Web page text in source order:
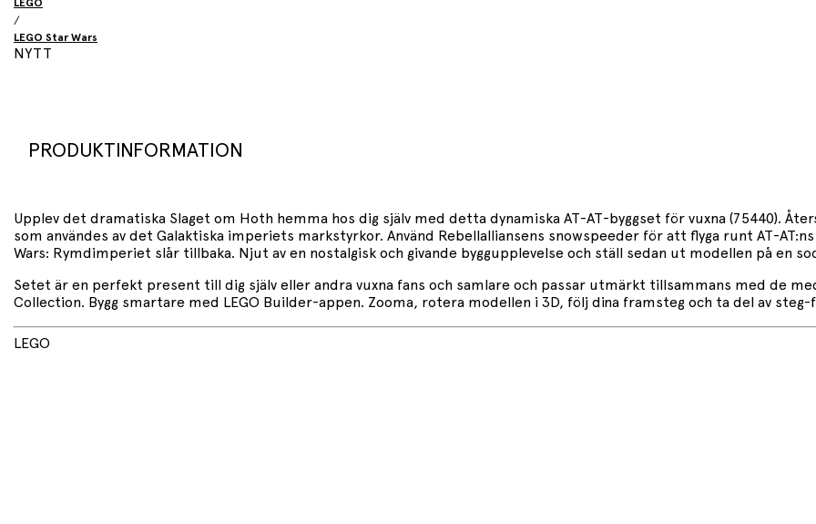
LEGO
/
LEGO Star Wars
NYTT
PRODUKTINFORMATION
Upplev det dramatiska Slaget om Hoth hemma hos dig själv med detta dynamiska AT-AT-byggset för vuxna (75440).
som användes av det Galaktiska imperiets markstyrkor. Använd Rebellalliansens snowspeeder för att flyga runt AT-
Wars: Rymdimperiet slår tillbaka. Njut av en nostalgisk och givande byggupplevelse och ställ sedan ut modellen på en
Setet är en perfekt present till dig själv eller andra vuxna fans och samlare och passar utmärkt tillsammans med de
Collection. Bygg smartare med LEGO Builder-appen. Zooma, rotera modellen i 3D, följ dina framsteg och ta del av
LEGO